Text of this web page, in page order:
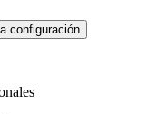
configuración